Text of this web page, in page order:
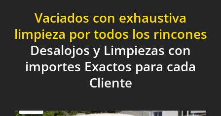
Vaciados con exhaustiva
limpieza por todos los rincones
Desalojos y Limpiezas con
importes Exactos para cada
Cliente